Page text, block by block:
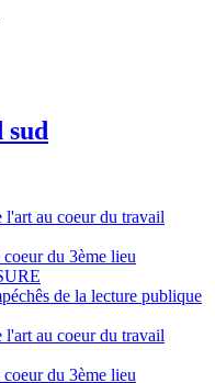
sud
au coeur du travail
du 3ème lieu
de la lecture publique
au coeur du travail
du 3ème lieu